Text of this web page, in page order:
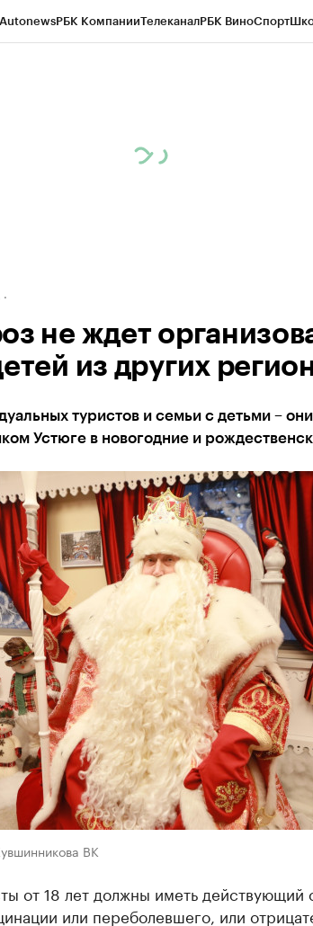
AutonewsРБК КомпанииТелеканалРБК ВиноСпорт
не ждет
из других
туристов и семьи с детьми –
Устюге в новогодние и
ВК
от 18 лет должны иметь действующий
или переболевшего, или